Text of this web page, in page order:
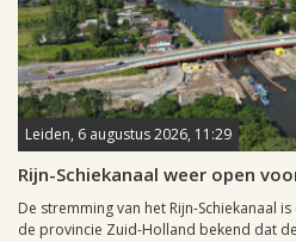
Leiden, 6 augustus 2026, 11:29
Rijn-Schiekanaal weer open
De stremming van het Rijn-Schiekanaal
de provincie Zuid-Holland bekend dat